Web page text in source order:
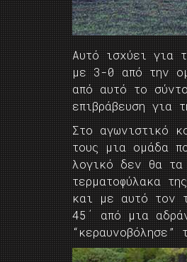
Αυτό ισχύει για
με 3-0 από την
από αυτό το
επιβράβευση για
Στο αγωνιστικό
τους μια ομάδα
λογικό δεν θα
τερματοφύλακα
και με αυτό τον
45΄ από μια